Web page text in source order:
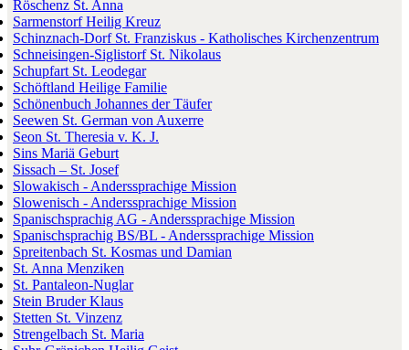
Röschenz St. Anna
Sarmenstorf Heilig Kreuz
Schinznach-Dorf St. Franziskus - Katholisches Kirchenzentrum
Schneisingen-Siglistorf St. Nikolaus
Schupfart St. Leodegar
Schöftland Heilige Familie
Schönenbuch Johannes der Täufer
Seewen St. German von Auxerre
Seon St. Theresia v. K. J.
Sins Mariä Geburt
Sissach – St. Josef
Slowakisch - Anderssprachige Mission
Slowenisch - Anderssprachige Mission
Spanischsprachig AG - Anderssprachige Mission
Spanischsprachig BS/BL - Anderssprachige Mission
Spreitenbach St. Kosmas und Damian
St. Anna Menziken
St. Pantaleon-Nuglar
Stein Bruder Klaus
Stetten St. Vinzenz
Strengelbach St. Maria